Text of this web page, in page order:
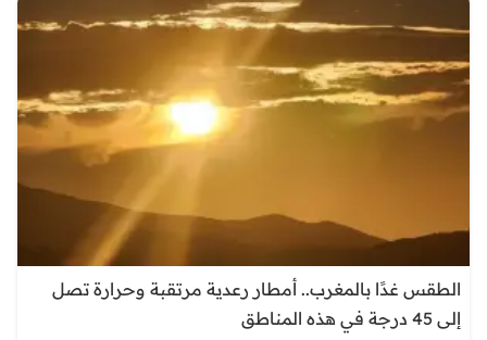
الطقس غدًا بالمغرب.. أمطار رعدية مرتقبة وحرارة تصل
إلى 45 درجة في هذه المناطق